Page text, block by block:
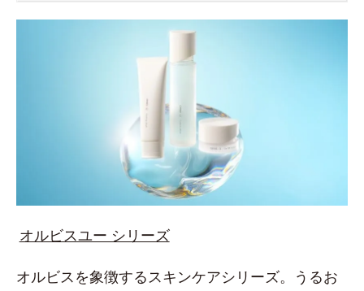
オルビスユー シリーズ
オルビスを象徴するスキンケアシリーズ。うるお